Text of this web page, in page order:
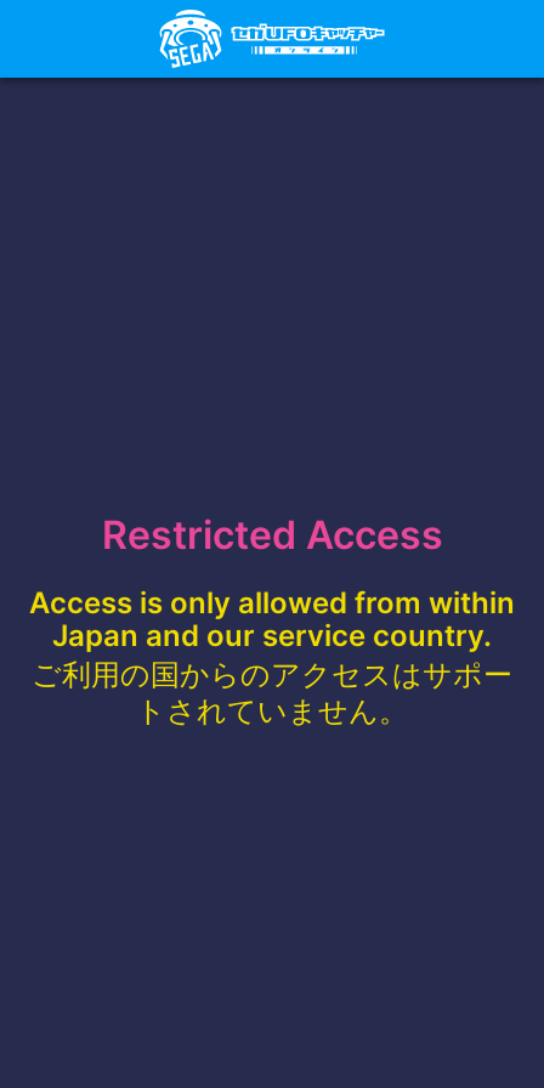
Restricted Access
Access is only allowed from within
Japan and our service country.
ご利用の国からのアクセスはサポー
トされていません。